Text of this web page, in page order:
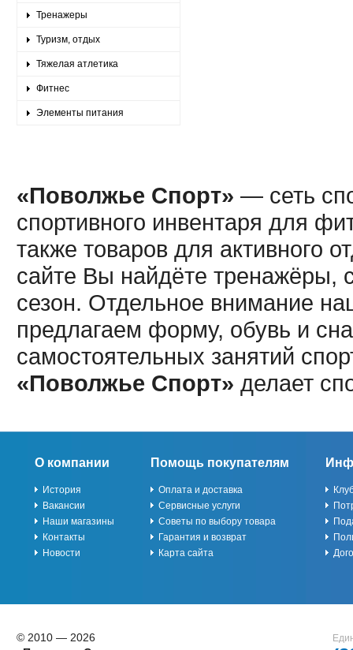
Тренажеры
Туризм, отдых
Тяжелая атлетика
Фитнес
Элементы питания
«Поволжье Спорт» — сеть
спортивного инвентаря для
также товаров для активного
сайте Вы найдёте тренажёры,
сезон. Отдельное внимание
предлагаем форму, обувь и
самостоятельных занятий
«Поволжье Спорт» делает
О компании
История
Вакансии
Наши магазины
Контакты
Новости
Помощь покупателям
Оплата и доставка
Сервисные услуги
Советы по выбору товара
Гарантия и возврат
Карта сайта
© 2010 — 2026